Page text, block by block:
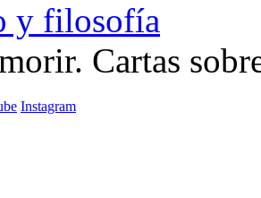
y filosofía
Cartas
Instagram